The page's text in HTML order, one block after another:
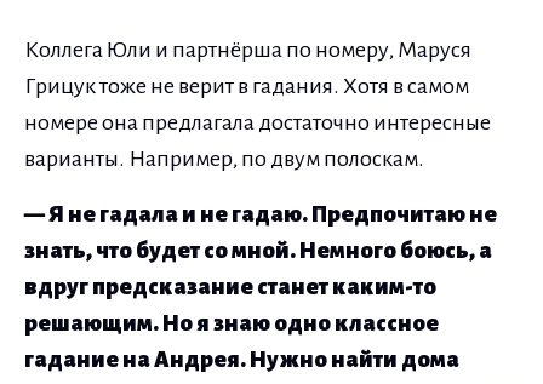
Коллега Юли и партнёрша по номеру, Маруся
Грицук тоже не верит в гадания. Хотя в самом
номере она предлагала достаточно интересные
варианты. Например, по двум полоскам.
— Я не гадала и не гадаю. Предпочитаю не
знать, что будет со мной. Немного боюсь, а
вдруг предсказание станет каким-то
решающим. Но я знаю одно классное
гадание на Андрея. Нужно найти дома